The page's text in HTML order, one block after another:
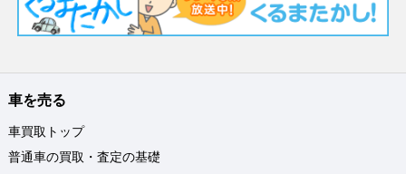
車を売る
車買取トップ
普通車の買取・査定の基礎